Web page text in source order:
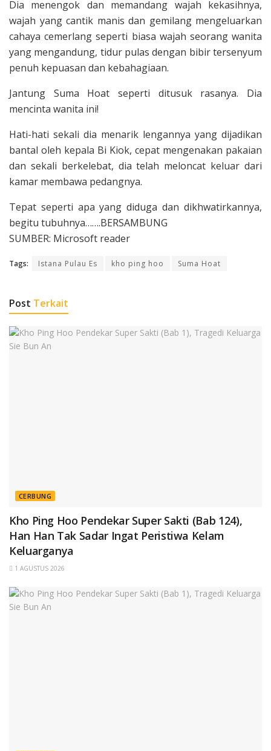
Dia menengok dan memandang wajah kekasihnya,
wajah yang cantik manis dan gemilang mengeluarkan
cahaya cemerlang seperti biasa wajah seorang wanita
yang mengandung, tidur pulas dengan bibir tersenyum
penuh kepuasan dan kebahagiaan.
Jantung Suma Hoat seperti ditusuk rasanya. Dia
mencinta wanita ini!
Hati-hati sekali dia menarik lengannya yang dijadikan
bantal oleh kepala Bi Kiok, cepat mengenakan pakaian
dan sekali berkelebat, dia telah meloncat keluar dari
kamar membawa pedangnya.
Tepat seperti apa yang diduga dan dikhwatirkannya,
begitu tubuhnya…….BERSAMBUNG
SUMBER: Microsoft reader
Tags: Istana Pulau Es kho ping hoo Suma Hoat
Post Terkait
CERBUNG
Kho Ping Hoo Pendekar Super Sakti (Bab 124),
Han Han Tak Sadar Ingat Peristiwa Kelam
Keluarganya
1 AGUSTUS 2026